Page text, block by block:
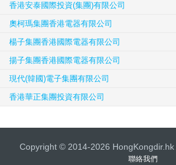
香港安泰國際投資(集團)有限公司
奧柯瑪集團香港電器有限公司
楊子集團香港國際電器有限公司
揚子集團香港國際電器有限公司
現代(韓國)電子集團有限公司
香港華正集團投資有限公司
Copyright © 2014-2026 HongKongdir.hk
聯絡我們